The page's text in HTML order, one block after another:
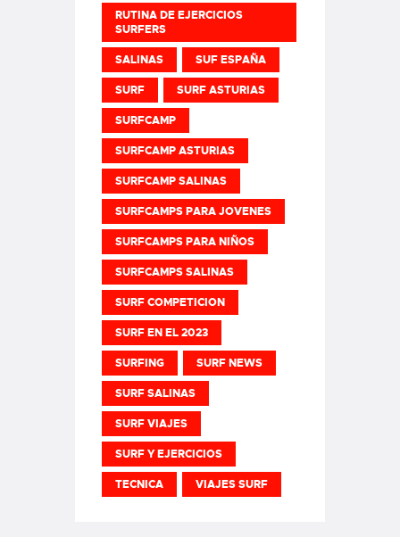
RUTINA DE EJERCICIOS
SURFERS
SALINAS SUF ESPAÑA
SURF SURF ASTURIAS
SURFCAMP
SURFCAMP ASTURIAS
SURFCAMP SALINAS
SURFCAMPS PARA JOVENES
SURFCAMPS PARA NIÑOS
SURFCAMPS SALINAS
SURF COMPETICION
SURF EN EL 2023
SURFING SURF NEWS
SURF SALINAS
SURF VIAJES
SURF Y EJERCICIOS
TECNICA VIAJES SURF